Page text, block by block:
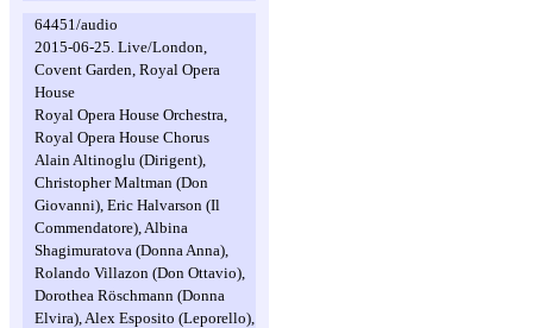
64451/audio
2015-06-25. Live/London,
Covent Garden, Royal Opera
House
Royal Opera House Orchestra,
Royal Opera House Chorus
Alain Altinoglu (Dirigent),
Christopher Maltman (Don
Giovanni), Eric Halvarson (Il
Commendatore), Albina
Shagimuratova (Donna Anna),
Rolando Villazon (Don Ottavio),
Dorothea Röschmann (Donna
Elvira), Alex Esposito (Leporello),